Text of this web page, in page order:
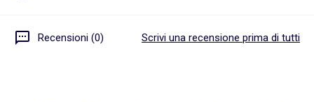
Recensioni (0) Scrivi una recensione prima di tutti